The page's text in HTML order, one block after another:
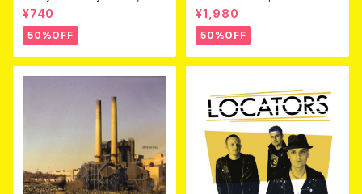
away (CDEP)
¥740
50%OFF
Beyond Warped (国内盤DV
D)
¥1,980
50%OFF